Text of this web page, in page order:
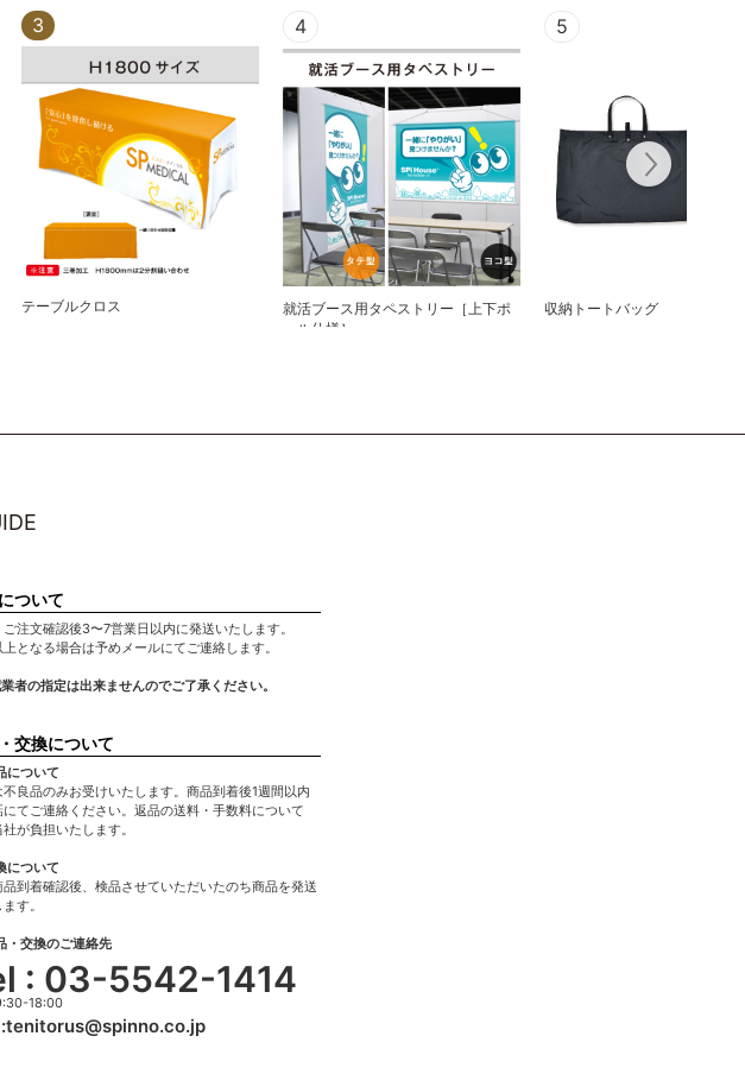
3
テーブルクロス
4
就活ブース用タペストリー［上下ポ
ール仕様］
5
収納トートバッグ
ついて
注文確認後3〜7営業日以内に発送いたします。
上となる場合は予めメールにてご連絡します。
者の指定は出来ませんのでご了承ください。
交換について
について
不良品のみお受けいたします。商品到着後1週間以内
にてご連絡ください。返品の送料・手数料について
が負担いたします。
について
品到着確認後、検品させていただいたのち商品を発送
す。
・交換のご連絡先
: 03-5542-1414
18:00
tenitorus@spinno.co.jp